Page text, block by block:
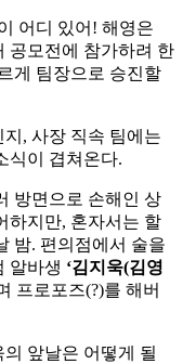
어디 있어! 해영은
공모전에 참가하려 한
게 팀장으로 승진할
, 사장 직속 팀에는
식이 겹쳐온다.
방면으로 손해인 상
하지만, 혼자서는 할
밤. 편의점에서 술을
알바생 ‘김지욱(김영
프로포즈(?)를 해버
앞날은 어떻게 될